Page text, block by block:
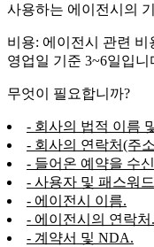
사용하는 에이전시의
비용: 에이전시 관련
영업일 기준 3~6일입니
무엇이 필요합니까?
- 회사의 법적 이름
- 회사의 연락처(주
- 들어온 예약을 수
- 사용자 및 패스워
- 에이전시 이름.
- 에이전시의 연락처.
- 계약서 및 NDA.